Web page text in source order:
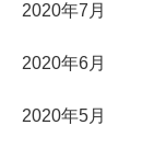
2020年7月
2020年6月
2020年5月